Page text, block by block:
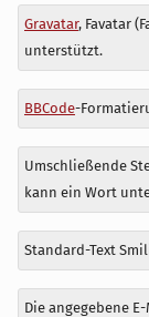
Antwort
zu
Gravatar, Favatar
unterstützt.
BBCode-
Umschließende
kann ein Wort
Standard-Text
Die angegebene